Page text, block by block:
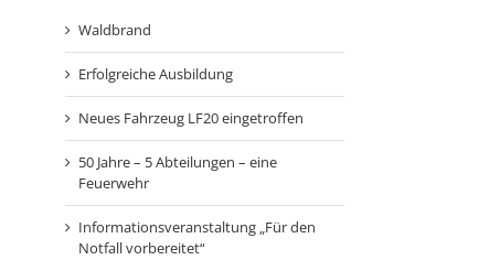
Waldbrand
Erfolgreiche Ausbildung
Neues Fahrzeug LF20 eingetroffen
50 Jahre – 5 Abteilungen – eine
Feuerwehr
Informationsveranstaltung „Für den
Notfall vorbereitet“